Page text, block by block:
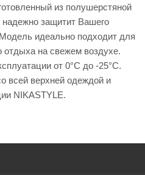
из полушерстяной
защитит Вашего
идеально подходит для
отдыха на свежем воздухе.
от 0°С до -25°С.
всей верхней одеждой и
NIKASTYLE.